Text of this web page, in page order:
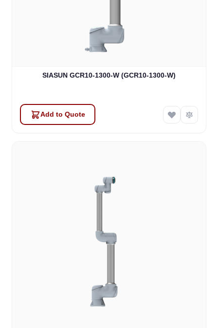
SIASUN GCR10-1300-W (GCR10-1300-W)
Add to Quote